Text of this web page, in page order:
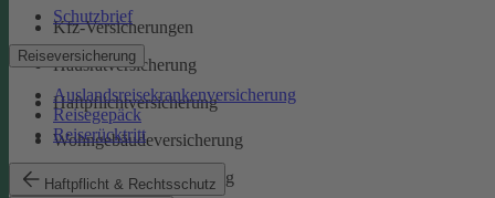
Schutzbrief
Reiseversicherung
Auslandsreisekrankenversicherung
Reisegepäck
Reiserücktritt
Haftpflicht & Rechtsschutz
Kfz-Versicherungen
Hausratversicherung
Haftpflichtversicherung
Wohngebäudeversicherung
Rechtsschutzversicherung